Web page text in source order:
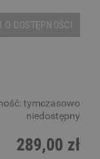
O DOSTĘPNOŚCI
tymczasowo
niedostępny
289,00 zł